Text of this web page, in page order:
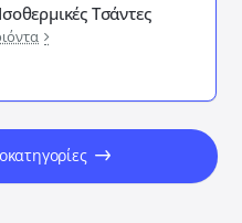
Τσάντες